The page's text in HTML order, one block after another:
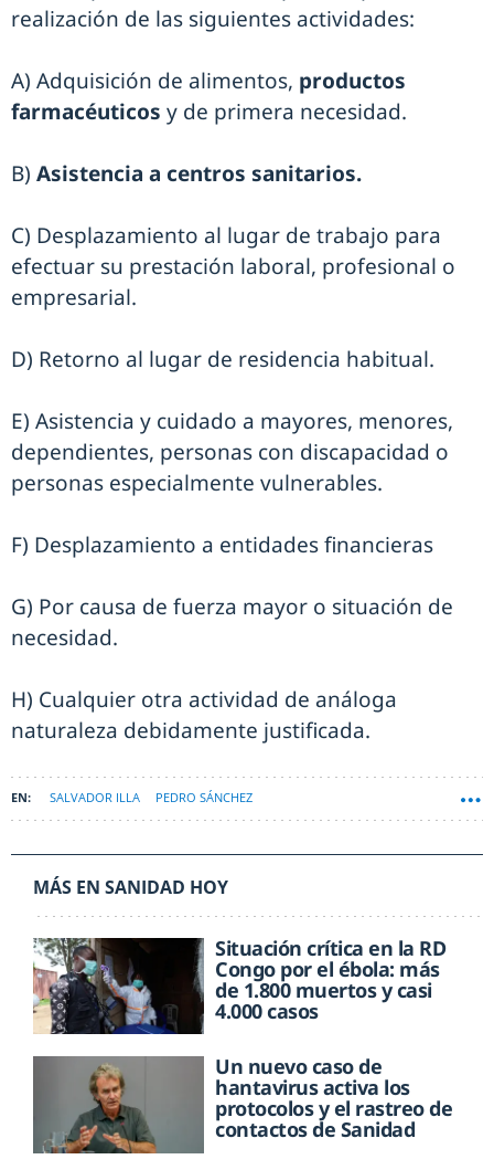
realización de las siguientes actividades:
A) Adquisición de alimentos, productos
farmacéuticos y de primera necesidad.
B) Asistencia a centros sanitarios.
C) Desplazamiento al lugar de trabajo para
efectuar su prestación laboral, profesional o
empresarial.
D) Retorno al lugar de residencia habitual.
E) Asistencia y cuidado a mayores, menores,
dependientes, personas con discapacidad o
personas especialmente vulnerables.
F) Desplazamiento a entidades financieras
G) Por causa de fuerza mayor o situación de
necesidad.
H) Cualquier otra actividad de análoga
naturaleza debidamente justificada.
SALVADOR ILLA PEDRO SÁNCHEZ
MÁS EN SANIDAD HOY
Situación crítica en la RD
Congo por el ébola: más
de 1.800 muertos y casi
4.000 casos
Un nuevo caso de
hantavirus activa los
protocolos y el rastreo de
contactos de Sanidad